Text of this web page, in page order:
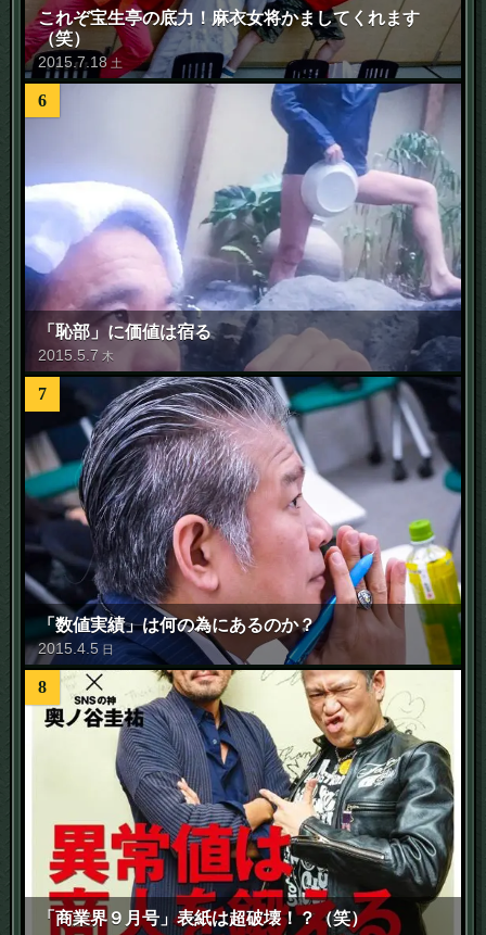
これぞ宝生亭の底力！麻衣女将かましてくれます
（笑）
2015.7. 18 土
6
「恥部」に価値は宿る
2015 5 .7 木
7
「数値実績」は何の為にあるのか？
2015 .4 .5 日
8
「商業界９月号」表紙は超破壊！？（笑）